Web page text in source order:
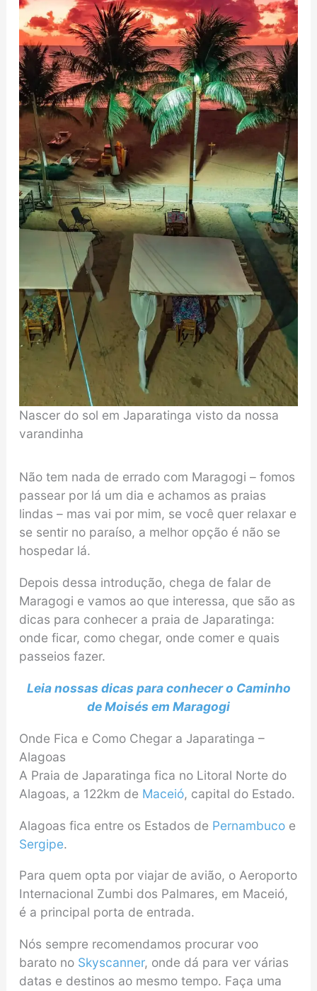
Nascer do sol em Japaratinga visto da nossa
varandinha
Não tem nada de errado com Maragogi – fomos
passear por lá um dia e achamos as praias
lindas – mas vai por mim, se você quer relaxar e
se sentir no paraíso, a melhor opção é não se
hospedar lá.
Depois dessa introdução, chega de falar de
Maragogi e vamos ao que interessa, que são as
dicas para conhecer a praia de Japaratinga:
onde ficar, como chegar, onde comer e quais
passeios fazer.
Leia nossas dicas para conhecer o Caminho
de Moisés em Maragogi
Onde Fica e Como Chegar a Japaratinga –
Alagoas
A Praia de Japaratinga fica no Litoral Norte do
Alagoas, a 122km de Maceió, capital do Estado.
Alagoas fica entre os Estados de Pernambuco e
Sergipe.
Para quem opta por viajar de avião, o Aeroporto
Internacional Zumbi dos Palmares, em Maceió,
é a principal porta de entrada.
Nós sempre recomendamos procurar voo
barato no Skyscanner, onde dá para ver várias
datas e destinos ao mesmo tempo. Faça uma